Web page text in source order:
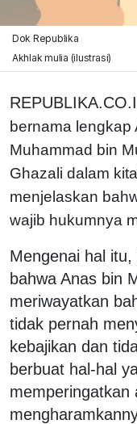
Dok Republika
Akhlak mulia (ilustrasi)
bernama lengkap
Muhammad bin
Ghazali dalam
menjelaskan
wajib hukumnya
Mengenai hal
bahwa Anas bin
meriwayatkan
tidak pernah
kebajikan dan
berbuat hal-hal
memperingatkan